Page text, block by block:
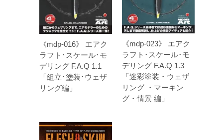
《mdp-016》 エアク
ラフト･スケール･モ
デリング F.A.Q 1.1
「組立･塗装･ウェザ
リング編」
《mdp-023》 エアク
ラフト･スケール･モ
デリング F.A.Q 1.3
「迷彩塗装・ウェザ
リング ・マーキン
グ・情景 編」